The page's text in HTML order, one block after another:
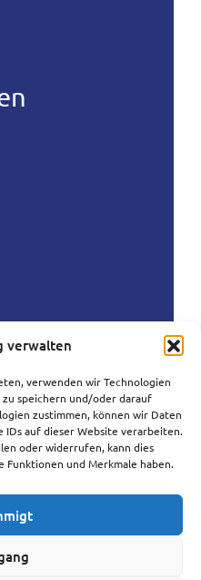
verwalten
verwenden wir Technologien
speichern und/oder darauf
zustimmen, können wir Daten
auf dieser Website verarbeiten.
oder widerrufen, kann dies
und Merkmale haben.
82, 2650 Hvidovre,
|
Español
Português
Polski